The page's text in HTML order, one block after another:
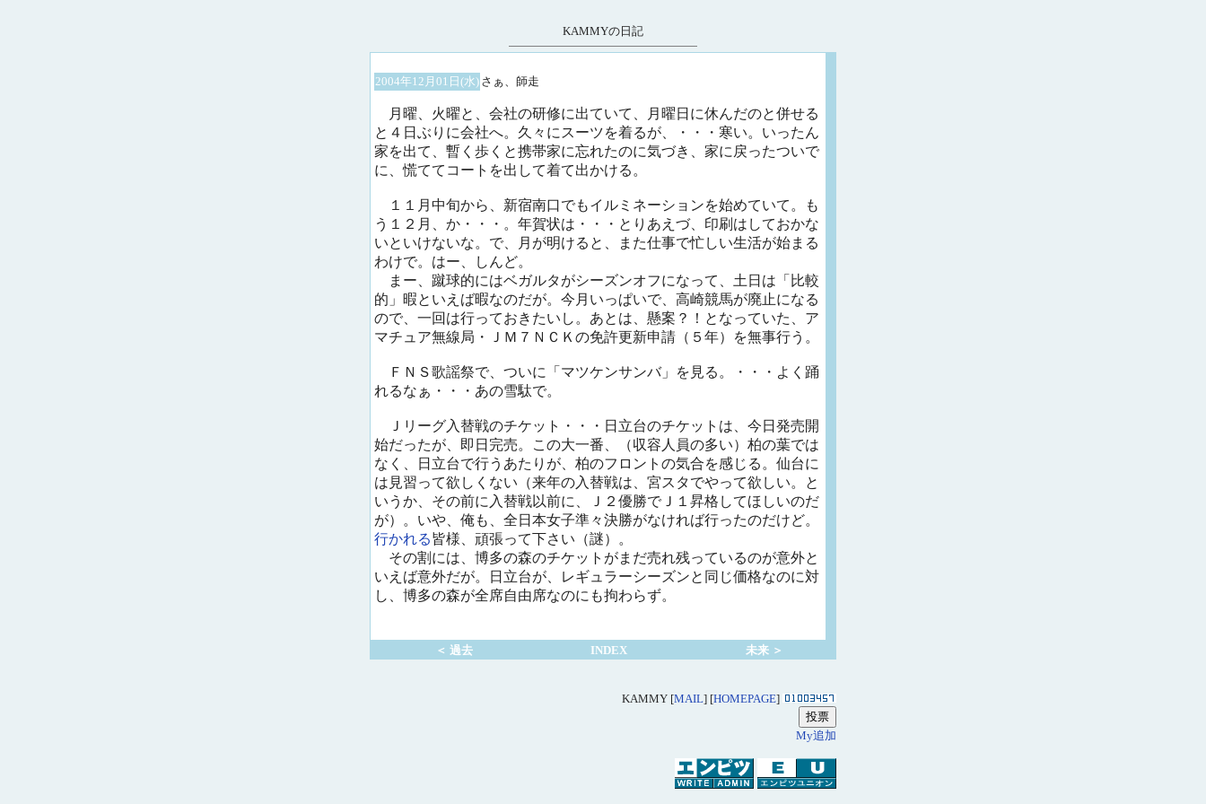
KAMMYの日記
2004年12月01日(水) さぁ、師走
月曜、火曜と、会社の研修に出ていて、月曜日に休んだのと併せる
と４日ぶりに会社へ。久々にスーツを着るが、・・・寒い。いったん
家を出て、暫く歩くと携帯家に忘れたのに気づき、家に戻ったついで
に、慌ててコートを出して着て出かける。
１１月中旬から、新宿南口でもイルミネーションを始めていて。も
う１２月、か・・・。年賀状は・・・とりあえづ、印刷はしておかな
いといけないな。で、月が明けると、また仕事で忙しい生活が始まる
わけで。はー、しんど。
まー、蹴球的にはベガルタがシーズンオフになって、土日は「比較
的」暇といえば暇なのだが。今月いっぱいで、高崎競馬が廃止になる
ので、一回は行っておきたいし。あとは、懸案？！となっていた、ア
マチュア無線局・ＪＭ７ＮＣＫの免許更新申請（５年）を無事行う。
ＦＮＳ歌謡祭で、ついに「マツケンサンバ」を見る。・・・よく踊
れるなぁ・・・あの雪駄で。
Ｊリーグ入替戦のチケット・・・日立台のチケットは、今日発売開
始だったが、即日完売。この大一番、（収容人員の多い）柏の葉では
なく、日立台で行うあたりが、柏のフロントの気合を感じる。仙台に
は見習って欲しくない（来年の入替戦は、宮スタでやって欲しい。と
いうか、その前に入替戦以前に、Ｊ２優勝でＪ１昇格してほしいのだ
が）。いや、俺も、全日本女子準々決勝がなければ行ったのだけど。
行かれる皆様、頑張って下さい（謎）。
その割には、博多の森のチケットがまだ売れ残っているのが意外と
いえば意外だが。日立台が、レギュラーシーズンと同じ価格なのに対
し、博多の森が全席自由席なのにも拘わらず。
＜ 過去 INDEX 未来 ＞
KAMMY [MAIL] [HOMEPAGE]
My追加